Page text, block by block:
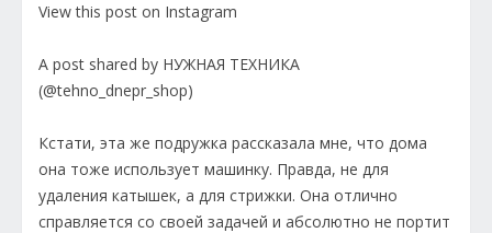
View this post on Instagram
A post shared by НУЖНАЯ ТЕХНИКА
(@tehno_dnepr_shop)
Кстати, эта же подружка рассказала мне, что дома
она тоже использует машинку. Правда, не для
удаления катышек, а для стрижки. Она отлично
справляется со своей задачей и абсолютно не портит